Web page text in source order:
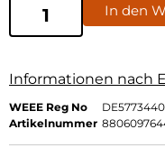
In den
Informationen nach
WEEE Reg No
Artikelnummer